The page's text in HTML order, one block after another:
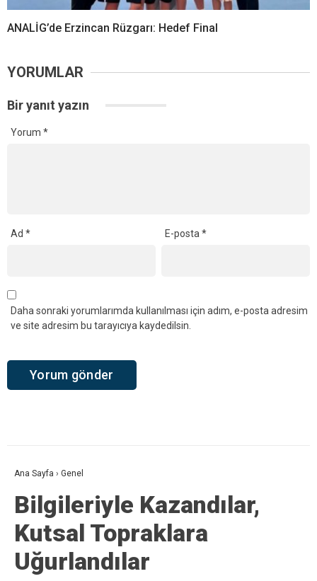
ANALİG’de Erzincan Rüzgarı: Hedef Final
YORUMLAR
Bir yanıt yazın
Yorum *
Ad * E-posta*
Daha sonraki yorumlarımda kullanılması için adım, e-posta adresim
ve site adresim bu tarayıcıya kaydedilsin.
Ana Sayfa › Genel
Bilgileriyle Kazandılar,
Kutsal Topraklara
Uğurlandılar